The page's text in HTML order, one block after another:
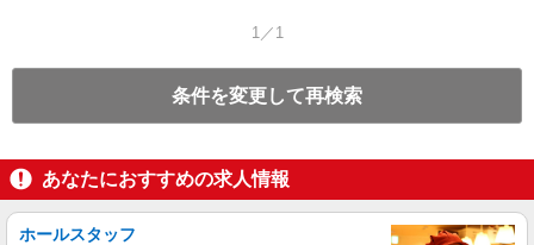
1／1
条件を変更して再検索
あなたにおすすめの求人情報
ホールスタッフ